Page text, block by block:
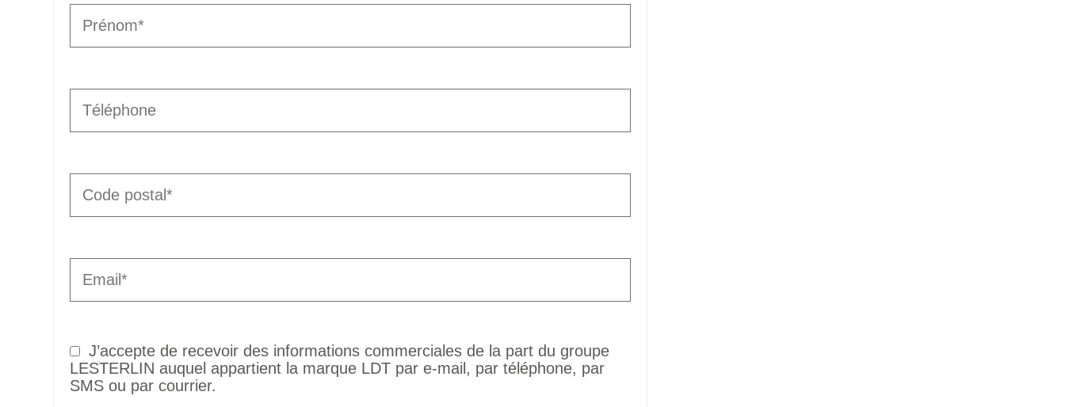
J’accepte de recevoir des informations commerciales de la part du groupe
LESTERLIN auquel appartient la marque LDT par e-mail, par téléphone, par
SMS ou par courrier.